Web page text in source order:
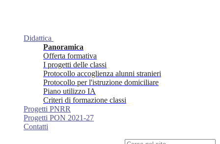
Didattica
Panoramica
Offerta formativa
I progetti delle classi
Protocollo accoglienza alunni stranieri
Protocollo per l'istruzione domiciliare
Piano utilizzo IA
Criteri di formazione classi
Progetti PNRR
Progetti PON 2021-27
Contatti